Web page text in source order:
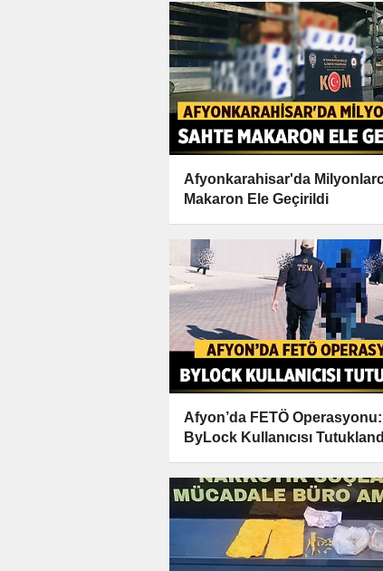
Afyonkarahisar'da
Makaron Ele Geçirildi
Afyon’da FETÖ Operasyonu:
ByLock Kullanıcısı